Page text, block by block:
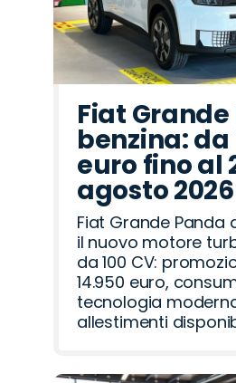
Fiat
benzina: da
euro fino al
agosto 2026
Fiat Grande Panda
il nuovo motore
da 100 CV:
14.950 euro,
tecnologia
allestimenti